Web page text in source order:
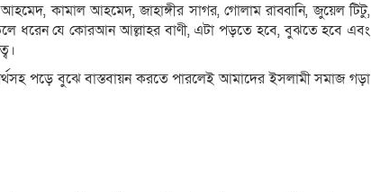
কামাল আহমেদ, জাহাঙ্গীর সাগর, গোলাম রাব্বানি, জুয়েল টিটু,
ধরেন যে কোরআন আল্লাহর বাণী, এটা পড়তে হবে, বুঝতে হবে এবং
পড়ে বুঝে বাস্তবায়ন করতে পারলেই আমাদের ইসলামী সমাজ গড়া